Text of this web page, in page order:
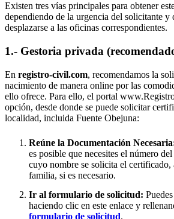
Existen tres vías principales para obtener
dependiendo de la urgencia del solicitante y
desplazarse a las oficinas correspondientes.
1.- Gestoria privada
En registro-civil.com, recomendamos la
nacimiento de manera online por las
ello ofrece. Para ello, el portal
opción, desde donde se puede solicitar
localidad, incluida Fuente Obejuna:
Reúne la Documentación
es posible que necesites el número
cuyo nombre se solicita el certificado,
familia, si es necesario.
Ir al formulario de solicitud:
haciendo clic en este enlace y
formulario de solicitud.